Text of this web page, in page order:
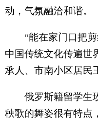
动，气氛融洽和谐。
“能在家门口把剪
中国传统文化传遍世
承人、市南小区居民
俄罗斯籍留学生玫
秧歌的舞姿很有特点